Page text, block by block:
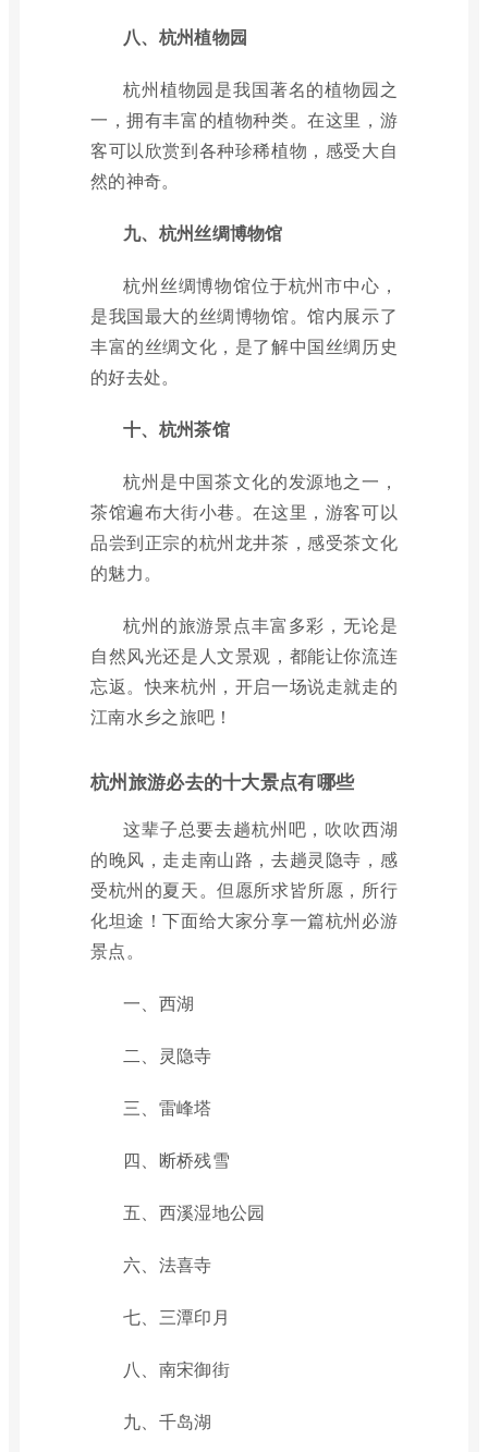
八、杭州植物园
杭州植物园是我国著名的植物园之
一，拥有丰富的植物种类。在这里，游
客可以欣赏到各种珍稀植物，感受大自
然的神奇。
九、杭州丝绸博物馆
杭州丝绸博物馆位于杭州市中心，
是我国最大的丝绸博物馆。馆内展示了
丰富的丝绸文化，是了解中国丝绸历史
的好去处。
十、杭州茶馆
杭州是中国茶文化的发源地之一，
茶馆遍布大街小巷。在这里，游客可以
品尝到正宗的杭州龙井茶，感受茶文化
的魅力。
杭州的旅游景点丰富多彩，无论是
自然风光还是人文景观，都能让你流连
忘返。快来杭州，开启一场说走就走的
江南水乡之旅吧！
杭州旅游必去的十大景点有哪些
这辈子总要去趟杭州吧，吹吹西湖
的晚风，走走南山路，去趟灵隐寺，感
受杭州的夏天。但愿所求皆所愿，所行
化坦途！下面给大家分享一篇杭州必游
景点。
一、西湖
二、灵隐寺
三、雷峰塔
四、断桥残雪
五、西溪湿地公园
六、法喜寺
七、三潭印月
八、南宋御街
九、千岛湖